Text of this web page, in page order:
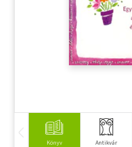
Társadalomtudomány
Természettudomány
Könyv Antikvár